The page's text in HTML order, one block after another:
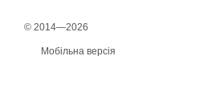
© 2014—2026
Мобільна версія